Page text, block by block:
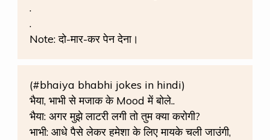
.
.
Note: दो-मार-कर पेन देना।
(#bhaiya bhabhi jokes in hindi)
भैया, भाभी से मजाक के Mood में बोले..
भैया: अगर मुझे लाटरी‬ लगी तो तुम क्या करोगी?
भाभी: आधे पैसे लेकर हमेशा के लिए मायके चली जाउंगी,